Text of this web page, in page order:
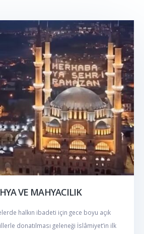
VE MAHYACILIK
halkın ibadeti için gece boyu açık
donatılması geleneği İslâmiyet’in ilk